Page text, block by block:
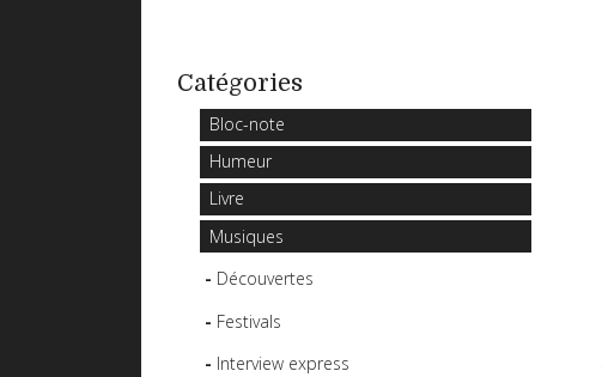
Catégories
Bloc-note
Humeur
Livre
Musiques
Découvertes
Festivals
Interview express